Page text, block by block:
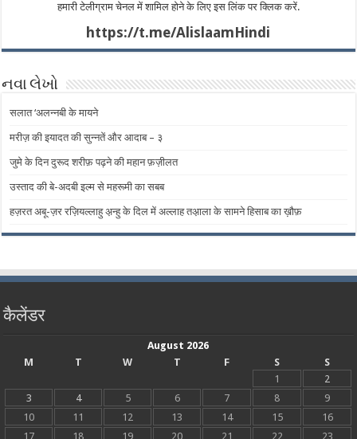
हमारी टेलीग्राम चेनल में शामिल होने के लिए इस लिंक पर क्लिक करें.
https://t.me/AlislaamHindi
નવા લેખો
सलात ‘अलन्नबी के मायने
मरीज़ की इयादत की सुन्नतें और आदाब – ​​३
जुमे के दिन दुरूद शरीफ़ पढ़ने की महान फ़ज़ीलत
उस्ताद की बे-अदबी इल्म से महरूमी का सबब
हज़रत अबू-ज़र रज़ियल्लाहु अ़न्हु के दिल में अल्लाह तअ़ाला के सामने हिसाब का ख़ौफ़
कैलेंडर
August 2026
M
T W T F S
S
1
2
3
4 5 6 7 8
9
10
11 12 13 14 15
16
17
18 19 20 21 22 23